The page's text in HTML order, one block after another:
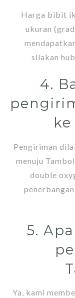
Harga bibit
ukuran
silakan
4.
Pengiriman
menuju
double
5.
Ya, kami